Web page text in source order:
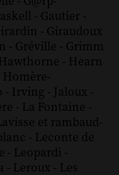
- Gautier -
- Giraudoux
- Gréville - Grimm
Hawthorne - Hearn
Homère-
- Irving - Jaloux -
- La Fontaine -
et rambaud-
- Leconte de
- Leopardi -
- Leroux - Les